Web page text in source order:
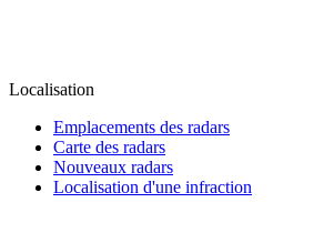
Localisation
Emplacements des radars
Carte des radars
Nouveaux radars
Localisation d'une infraction